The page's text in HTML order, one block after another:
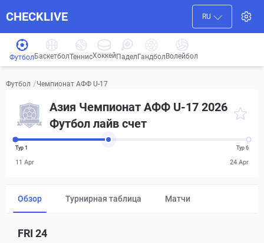
CHECKLIVE RU
Футбол БаскетболТеннисХоккей ПаделГандбол Волейбол
Футбол /Чемпионат АФФ U-17
Азия Чемпионат АФФ U-17 2026
Футбол лайв счет
Тур 1 Тур 6
11 Apr 24 Apr
Обзор Турнирная таблица Матчи
FRI 24